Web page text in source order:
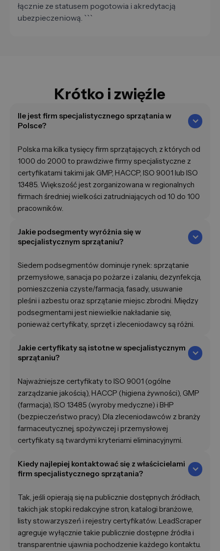
łącznie ze statusem pogotowia i akredytacją
ubezpieczeniową. ```
Krótko i zwięźle
Ile jest firm specjalistycznego sprzątania w
Polsce?
Polska ma kilka tysięcy firm sprzątających, z których od
1000 do 2000 to prawdziwe firmy specjalistyczne z
certyfikatami takimi jak GMP, HACCP, ISO 9001 lub ISO
13485. Większość jest zorganizowana w regionalnych
firmach średniej wielkości zatrudniających od 10 do 100
pracowników.
Jakie podsegmenty wyróżnia się w
specjalistycznym sprzątaniu?
Siedem podsegmentów dominuje rynek: sprzątanie
przemysłowe, sanacja po pożarze i zalaniu, dezynfekcja,
pomieszczenia czyste/farmacja, fasady, usuwanie
pleśni i azbestu oraz sprzątanie miejsc zbrodni. Między
podsegmentami jest niewielkie nakładanie się,
ponieważ certyfikaty, sprzęt i zleceniodawcy są różni.
Jakie certyfikaty są istotne w specjalistycznym
sprzątaniu?
Najważniejsze certyfikaty to ISO 9001 (ogólne
zarządzanie jakością), HACCP (higiena żywności), GMP
(farmacja), ISO 13485 (wyroby medyczne) i BHP
(bezpieczeństwo pracy). Dla zleceniodawców z branży
farmaceutycznej, spożywczej i przemysłowej
certyfikaty są twardymi kryteriami eliminacyjnymi.
Kiedy najlepiej kontaktować się z właścicielami
firm specjalistycznego sprzątania?
Tak, jeśli opierają się na publicznie dostępnych źródłach,
takich jak stopki redakcyjne stron, katalogi branżowe,
listy stowarzyszeń i rejestry certyfikatów. LeadScraper
agreguje wyłącznie takie publicznie dostępne źródła i
transparentnie ujawnia pochodzenie każdego kontaktu.